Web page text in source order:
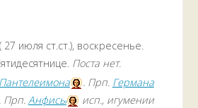
27 июля ст.ст.), воскресенье.
Поста нет.
Пантелеимона . Прп. Германа
Прп. Анфисы
исп., игумении